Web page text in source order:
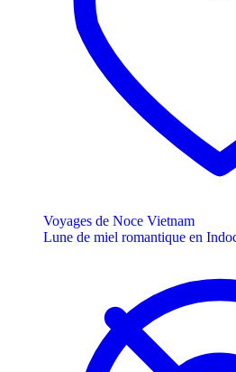
Voyages de Noce Vietnam
Lune de miel romantique en